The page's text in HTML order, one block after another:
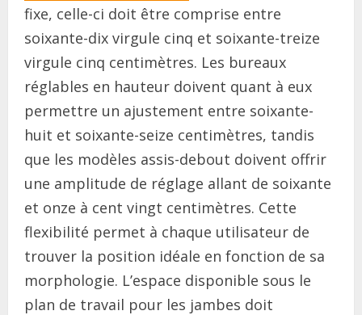
fixe, celle-ci doit être comprise entre
soixante-dix virgule cinq et soixante-treize
virgule cinq centimètres. Les bureaux
réglables en hauteur doivent quant à eux
permettre un ajustement entre soixante-
huit et soixante-seize centimètres, tandis
que les modèles assis-debout doivent offrir
une amplitude de réglage allant de soixante
et onze à cent vingt centimètres. Cette
flexibilité permet à chaque utilisateur de
trouver la position idéale en fonction de sa
morphologie. L’espace disponible sous le
plan de travail pour les jambes doit